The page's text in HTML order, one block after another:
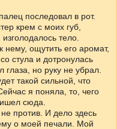
последовал в рот.
крем с моих губ,
тело.
нему, ощутить его аромат,
стула и дотронулась
но руку не убрал.
такой сильной, что
я поняла, то, чего
сюда.
против. И дело здесь
о моей печали. Мой